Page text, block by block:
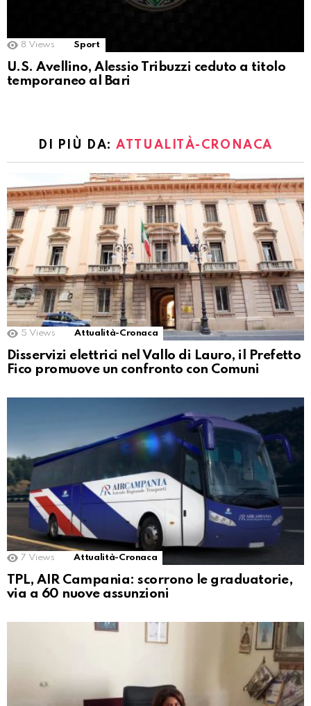
8 Views Sport
U.S. Avellino, Alessio Tribuzzi ceduto a titolo
temporaneo al Bari
DI PIÙ DA:ATTUALITÀ-CRONACA
5 Views Attualità-Cronaca
Disservizi elettrici nel Vallo di Lauro, il Prefetto
Fico promuove un confronto con Comuni
7 Views Attualità-Cronaca
TPL, AIR Campania: scorrono le graduatorie,
via a 60 nuove assunzioni